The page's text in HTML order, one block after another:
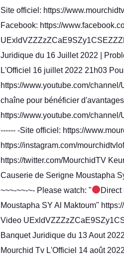
Site officiel: https://
Facebook: https://
Juridique du 16 Juillet 2022 |
L'Officiel 16 juillet 2022 21h03
https://www.youtube.com/
chaîne pour bénéficier
https://www.youtube.com/channel/
------ -Site officiel: https://
https://instagram.com/
https://twitter.com/MourchidTV
Causerie de Serigne Moustapha
~~~-~~-~- Please watch: "
Moustapha SY Al Maktoum"
Video
Banquet Juridique du 13 Aout
Mourchid Tv L'Officiel 14 août